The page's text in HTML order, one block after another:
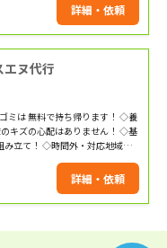
詳細・依頼
エヌ代行
す！ ◇養
・対応地域外
さい！ お客様のご依頼
詳細・依頼